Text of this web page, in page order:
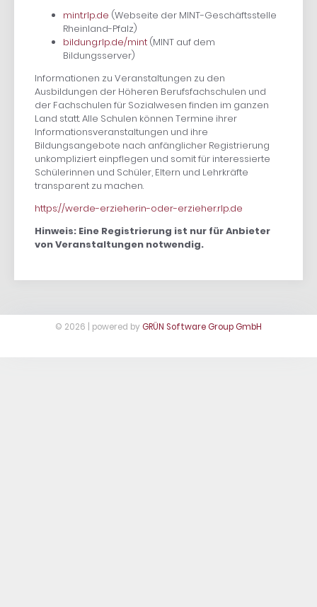
mint.rlp.de (Webseite der MINT-Geschäftsstelle
Rheinland-Pfalz)
bildung.rlp.de/mint(MINT auf dem
Bildungsserver)
Informationen zu Veranstaltungen zu den
Ausbildungen der Höheren Berufsfachschulen und
der Fachschulen für Sozialwesen finden im ganzen
Land statt. Alle Schulen können Termine ihrer
Informationsveranstaltungen und ihre
Bildungsangebote nach anfänglicher Registrierung
unkompliziert einpflegen und somit für interessierte
Schülerinnen und Schüler, Eltern und Lehrkräfte
transparent zu machen.
https://werde-erzieherin-oder-erzieher.rlp.de
Hinweis: Eine Registrierung ist nur für Anbieter
von Veranstaltungen notwendig.
© 2026 | powered by GRÜN Software Group GmbH